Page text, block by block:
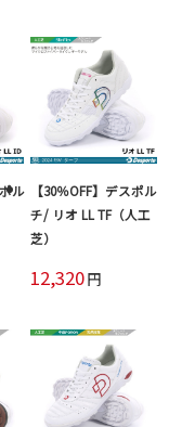
ル
【30％OFF】デスポル
チ/ リオ LL TF（人工
芝）
12,320円